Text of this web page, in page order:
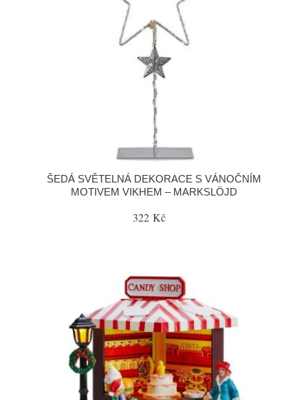
ŠEDÁ SVĚTELNÁ DEKORACE S VÁNOČNÍM
MOTIVEM VIKHEM – MARKSLÖJD
322 Kč